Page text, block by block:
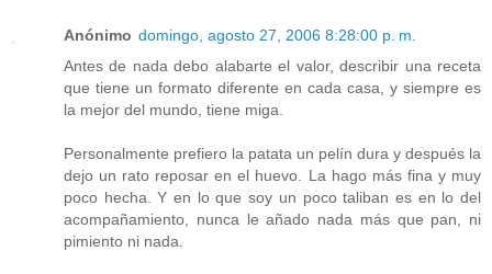
Anónimo domingo, agosto 27, 2006 8:28:00 p. m.
Antes de nada debo alabarte el valor, describir una receta
que tiene un formato diferente en cada casa, y siempre es
la mejor del mundo, tiene miga.
Personalmente prefiero la patata un pelín dura y después la
dejo un rato reposar en el huevo. La hago más fina y muy
poco hecha. Y en lo que soy un poco taliban es en lo del
acompañamiento, nunca le añado nada más que pan, ni
pimiento ni nada.